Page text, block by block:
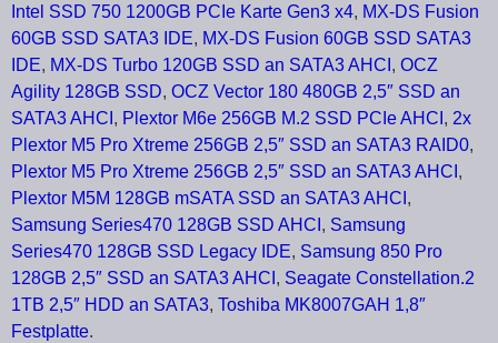
Intel SSD 750 1200GB PCIe Karte Gen3 x4, MX-DS Fusion
60GB SSD SATA3 IDE, MX-DS Fusion 60GB SSD SATA3
IDE, MX-DS Turbo 120GB SSD an SATA3 AHCI , OCZ
Agility 128GB SSD, OCZ Vector 180 480GB 2,5″ SSD an
SATA3 AHCI , Plextor M6e 256GB M.2 SSD PCIe AHCI , 2x
Plextor M5 Pro Xtreme 256GB 2,5″ SSD an SATA3 RAID0,
Plextor M5 Pro Xtreme 256GB 2,5″ SSD an SATA3 AHCI ,
Plextor M5M 128GB mSATA SSD an SATA3 AHCI ,
Samsung Series470 128GB SSD AHCI , Samsung
Series470 128GB SSD Legacy IDE, Samsung 850 Pro
128GB 2,5″ SSD an SATA3 AHCI , Seagate Constellation.2
1TB 2,5″ HDD an SATA3, Toshiba MK8007GAH 1,8″
Festplatte.